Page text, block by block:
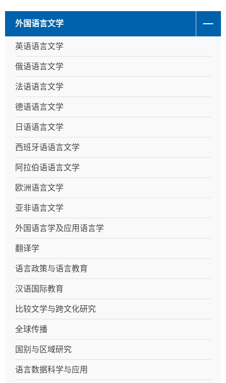
外国语言文学
英语语言文学
俄语语言文学
法语语言文学
德语语言文学
日语语言文学
西班牙语语言文学
阿拉伯语语言文学
欧洲语言文学
亚非语言文学
外国语言学及应用语言学
翻译学
语言政策与语言教育
汉语国际教育
比较文学与跨文化研究
全球传播
国别与区域研究
语言数据科学与应用